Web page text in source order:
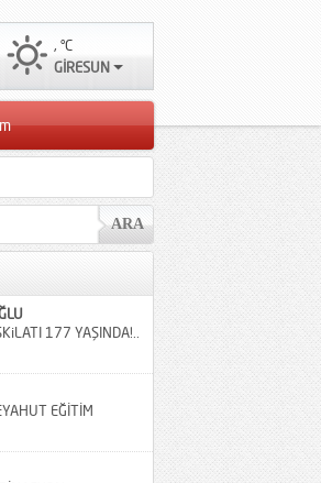
, °C
GİRESUN
177 YAŞINDA!..
EĞİTİM